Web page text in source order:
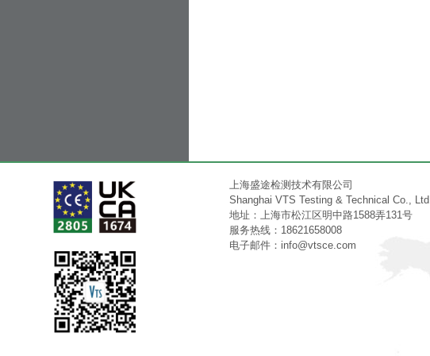
上海盛途检测技术有限公司
Shanghai VTS Testing & Technical Co., Ltd.
地址：上海市松江区明中路1588弄131号
服务热线：18621658008
电子邮件： info@vtsce.com